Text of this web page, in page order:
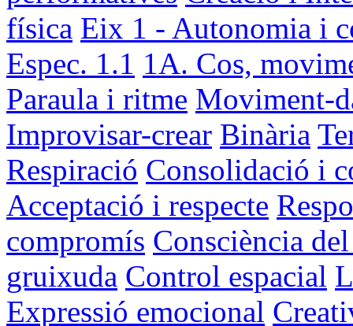
física Eix 1 - Autonomia i
Espec. 1.1 1A. Cos,
Paraula i ritme Moviment-
Improvisar-crear Binària
Respiració Consolidació i
Acceptació i respecte
compromís Consciència
gruixuda Control espacial
Expressió emocional